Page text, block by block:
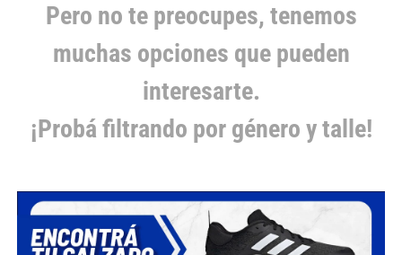
Pero no te preocupes, tenemos
muchas opciones que pueden
interesarte.
¡Probá filtrando por género y talle!